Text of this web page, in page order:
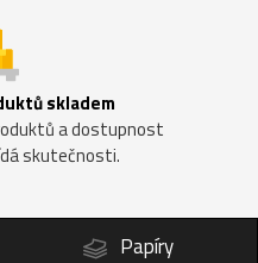
skladem
a dostupnost
skutečnosti.
Papíry